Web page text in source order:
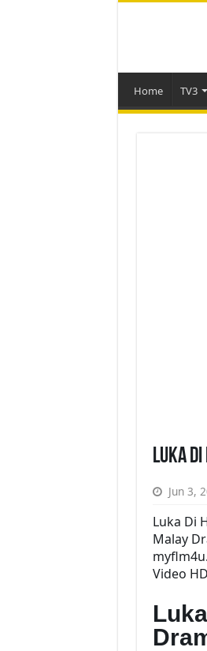
Home TV3
Luka
Jun 3,
Luka Di
Malay
Video